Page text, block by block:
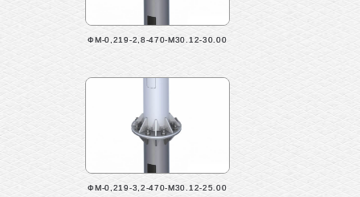
ФМ-0,219-2,8-470-М30.12-30.00
ФМ-0,219-3,2-470-М30.12-25.00